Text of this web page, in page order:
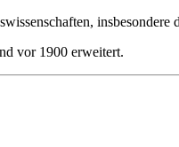
vor 1900 erweitert.